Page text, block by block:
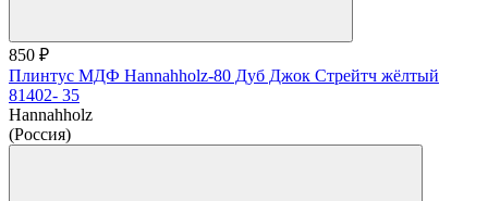
850 ₽
Плинтус МДФ Hannahholz-80 Дуб Джок Стрейтч жёлтый
81402- 35
Hannahholz
(Россия)